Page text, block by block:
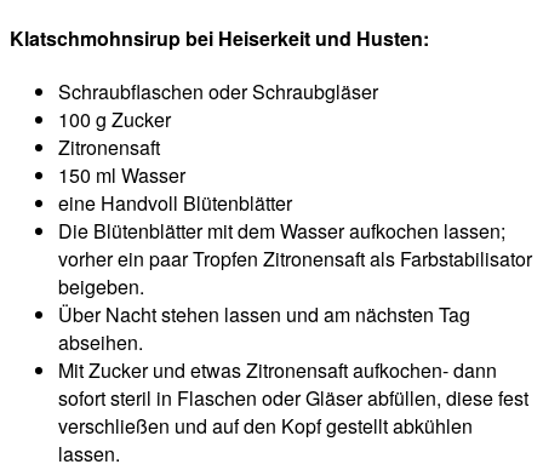
Klatschmohnsirup bei Heiserkeit und Husten:
Schraubflaschen oder Schraubgläser
100 g Zucker
Zitronensaft
150 ml Wasser
eine Handvoll Blütenblätter
Die Blütenblätter mit dem Wasser aufkochen lassen;
vorher ein paar Tropfen Zitronensaft als Farbstabilisator
beigeben.
Über Nacht stehen lassen und am nächsten Tag
abseihen.
Mit Zucker und etwas Zitronensaft aufkochen- dann
sofort steril in Flaschen oder Gläser abfüllen, diese fest
verschließen und auf den Kopf gestellt abkühlen
lassen.